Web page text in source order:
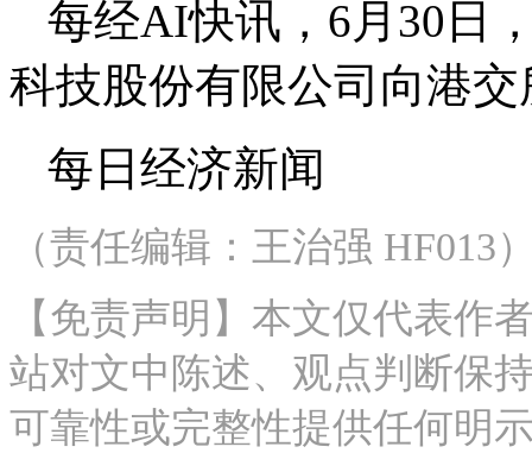
每经AI快讯，6月30日
科技股份有限公司向港
每日经济新闻
（责任编辑：王治强 HF013
【免责声明】本文仅代表作
站对文中陈述、观点判断保
可靠性或完整性提供任何明